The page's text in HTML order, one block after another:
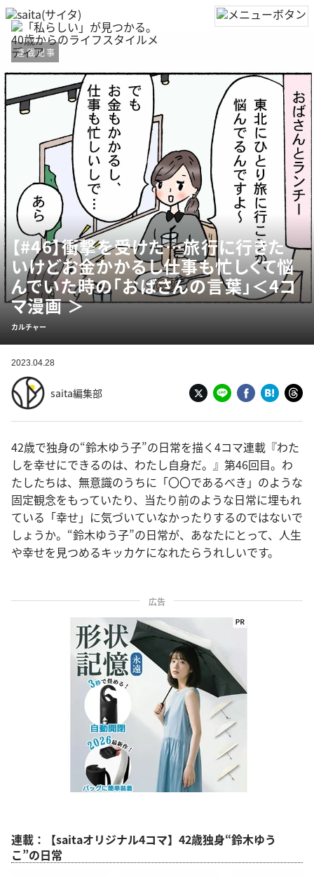
連載記事
【#46】衝撃を受けた…旅行に行きた
いけどお金かかるし仕事も忙しくて悩
んでいた時の「おばさんの言葉」＜4コ
マ漫画 ＞
カルチャー
2023.04.28
saita編集部
42歳で独身の“鈴木ゆう子”の日常を描く4コマ連載『わた
しを幸せにできるのは、わたし自身だ。』第46回目。わ
たしたちは、無意識のうちに「〇〇であるべき」のような
固定観念をもっていたり、当たり前のような日常に埋もれ
ている「幸せ」に気づいていなかったりするのではないで
しょうか。“鈴木ゆう子”の日常が、あなたにとって、人生
や幸せを見つめるキッカケになれたらうれしいです。
広告
連載：【saitaオリジナル4コマ】42歳独身“鈴木ゆう
こ”の日常